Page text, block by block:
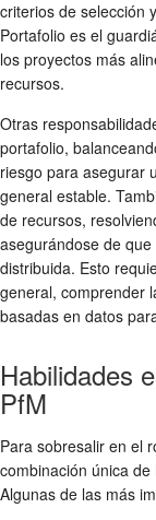
criterios de selección
Portafolio es el
los proyectos más
recursos.
Otras
portafolio,
riesgo para asegurar
general estable.
de recursos,
asegurándose de
distribuida. Esto
general, comprender
basadas en datos
Habilidades
PfM
Para sobresalir en el
combinación única
Algunas de las más